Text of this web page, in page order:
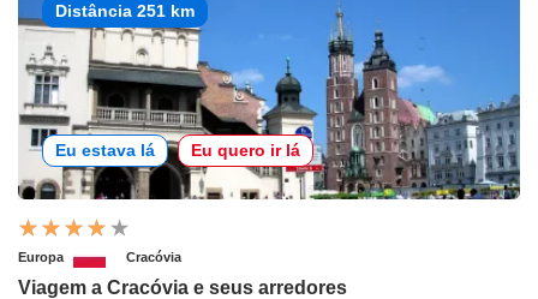
Distância 251 km
Eu estava lá Eu quero ir lá
Europa Cracóvia
Viagem a Cracóvia e seus arredores